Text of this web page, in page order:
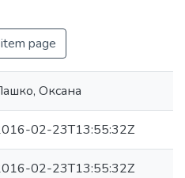
page
Оксана
02-23T13:55:32Z
02-23T13:55:32Z